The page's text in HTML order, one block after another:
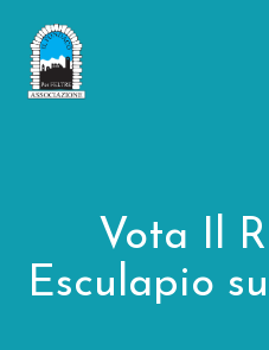
content
Vota Il
Esculapio